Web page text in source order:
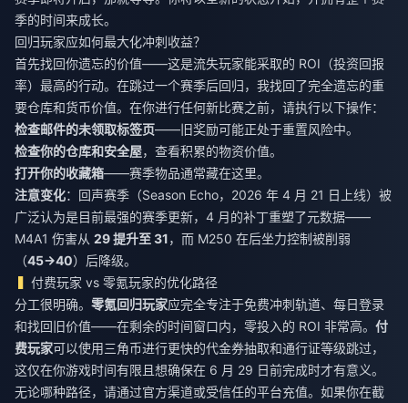
季的时间来成长。
回归玩家应如何最大化冲刺收益？
首先找回你遗忘的价值——这是流失玩家能采取的 ROI（投资回报
率）最高的行动。在跳过一个赛季后回归，我找回了完全遗忘的重
要仓库和货币价值。在你进行任何新比赛之前，请执行以下操作：
检查邮件的未领取标签页——旧奖励可能正处于重置风险中。
检查你的仓库和安全屋，查看积累的物资价值。
打开你的收藏箱——赛季物品通常藏在这里。
注意变化：回声赛季（Season Echo，2026 年 4 月 21 日上线）被
广泛认为是目前最强的赛季更新，4 月的补丁重塑了元数据——
M4A1 伤害从 29 提升至 31，而 M250 在后坐力控制被削弱
（45→40）后降级。
付费玩家 vs 零氪玩家的优化路径
分工很明确。 零氪回归玩家应完全专注于免费冲刺轨道、每日登录
和找回旧价值——在剩余的时间窗口内，零投入的 ROI 非常高。 付
费玩家可以使用三角币进行更快的代金券抽取和通行证等级跳过，
这仅在你游戏时间有限且想确保在 6 月 29 日前完成时才有意义。
无论哪种路径，请通过官方渠道或受信任的平台充值。如果你在截